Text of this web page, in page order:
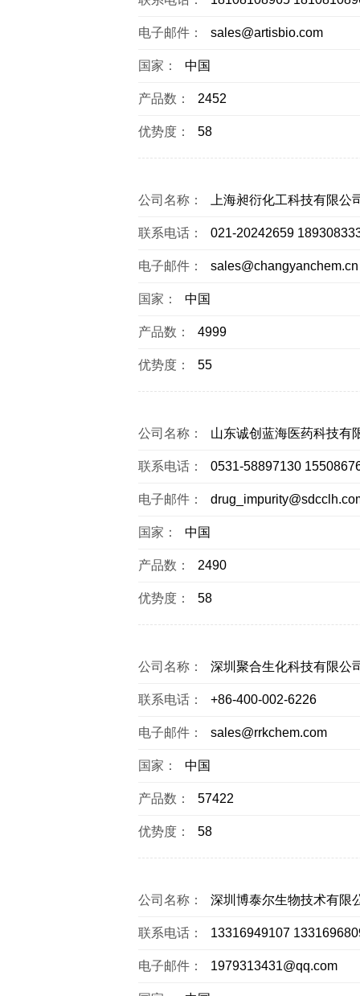
电子邮件： sales@artisbio.com
国家： 中国
产品数： 2452
优势度： 58
公司名称： 上海昶衍化工科技有限公
联系电话： 021-20242659
电子邮件： sales@changyanchem.cn
国家： 中国
产品数： 4999
优势度： 55
公司名称： 山东诚创蓝海医药科技有
联系电话： 0531-58897130
电子邮件：
国家： 中国
产品数： 2490
优势度： 58
公司名称： 深圳聚合生化科技有限公
联系电话： +86-400-002-6226
电子邮件： sales@rrkchem.com
国家： 中国
产品数： 57422
优势度： 58
公司名称： 深圳博泰尔生物技术有限
联系电话： 13316949107
电子邮件： 1979313431@qq.com